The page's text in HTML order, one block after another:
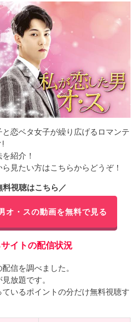
恋ベタ女子が繰り広げるロマンテ
紹介！
見たい方はこちらからどうぞ！
料視聴はこちら／
オ・スの動画を無料で見る
イトの配信状況
信を調べました。
放題です。
いるポイントの分だけ無料視聴す